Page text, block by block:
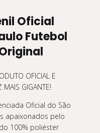
Oficial
Futebol
OFICIAL E
MAIS GIGANTE!
Oficial do São
apaixonados pelo
100% poliéster